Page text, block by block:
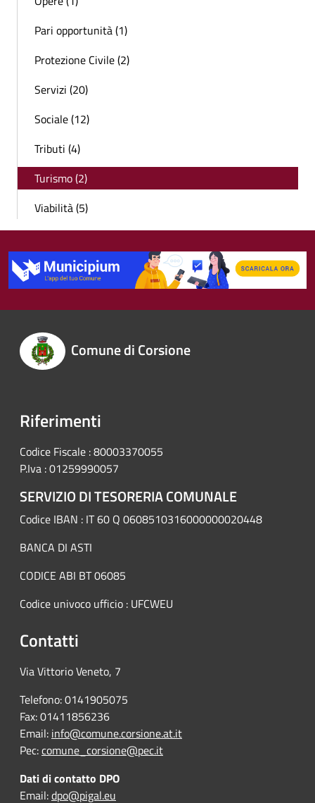
Pari opportunità (1)
Protezione Civile (2)
Servizi (20)
Sociale (12)
Tributi (4)
Turismo (2)
Viabilità (5)
Comune di Corsione
Riferimenti
Codice Fiscale : 80003370055
P.Iva : 01259990057
SERVIZIO DI TESORERIA COMUNALE
Codice IBAN : IT 60 Q 0608510316000000020448
BANCA DI ASTI
CODICE ABI BT 06085
Codice univoco ufficio : UFCWEU
Contatti
Via Vittorio Veneto, 7
Telefono: 0141905075
Fax: 01411856236
Email: info@comune.corsione.at.it
Pec:comune_corsione@pec.it
Dati di contatto DPO
Email:dpo@pigal.eu